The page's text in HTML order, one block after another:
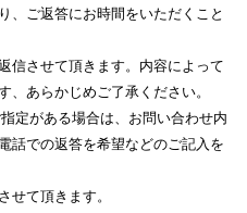
、ご返答にお時間をいただくこと
信させて頂きます。内容によって
、あらかじめご了承ください。
定がある場合は、お問い合わせ内
話での返答を希望などのご記入を
せて頂きます。